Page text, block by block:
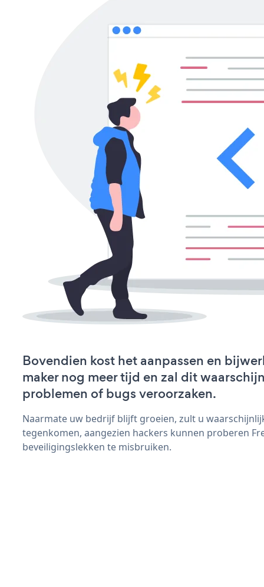
Bovendien kost het aanpassen en
maker nog meer tijd en zal dit
problemen of bugs veroorzaken.
Naarmate uw bedrijf blijft groeien, zult u
tegenkomen, aangezien hackers kunnen proberen
beveiligingslekken te misbruiken.